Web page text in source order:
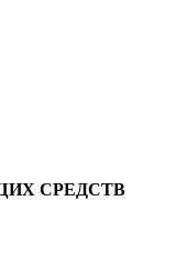
СРЕДСТВ